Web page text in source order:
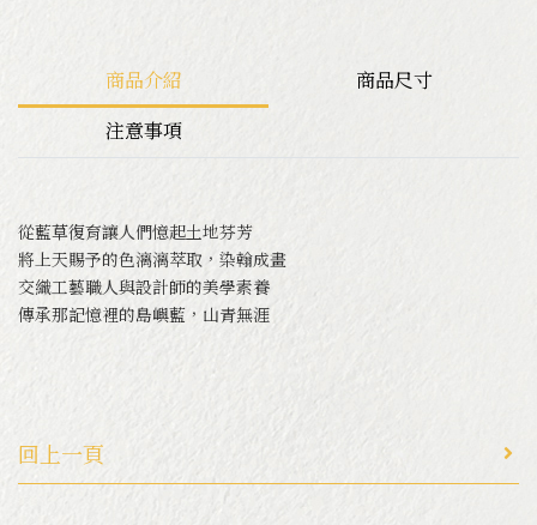
關於卓也文創
商品介紹
商品尺寸
注意事項
從藍草復育讓人們憶起土地芬芳
將上天賜予的色漓漓萃取，染翰成畫
交織工藝職人與設計師的美學素養
傳承那記憶裡的島嶼藍，山青無涯
回上一頁